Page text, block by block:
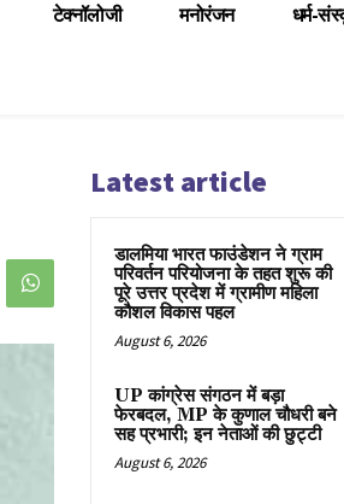
टेक्नॉलोजी मनोरंजन धर्म-
Latest article
डालमिया भारत फाउंडेशन ने ग्राम
परिवर्तन परियोजना के तहत शुरू की
पूरे उत्तर प्रदेश में ग्रामीण महिला
कौशल विकास पहल
August 6, 2026
UP कांग्रेस संगठन में बड़ा
फेरबदल, MP के कुणाल चौधरी बने
सह प्रभारी; इन नेताओं की छुट्टी
August 6, 2026